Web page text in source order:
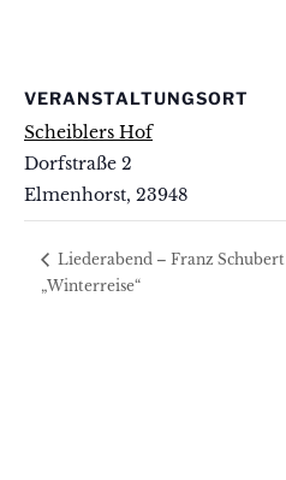
VERANSTALTUNGSORT
Scheiblers Hof
Dorfstraße 2
Elmenhorst, 23948
Liederabend – Franz Schubert
„Winterreise“